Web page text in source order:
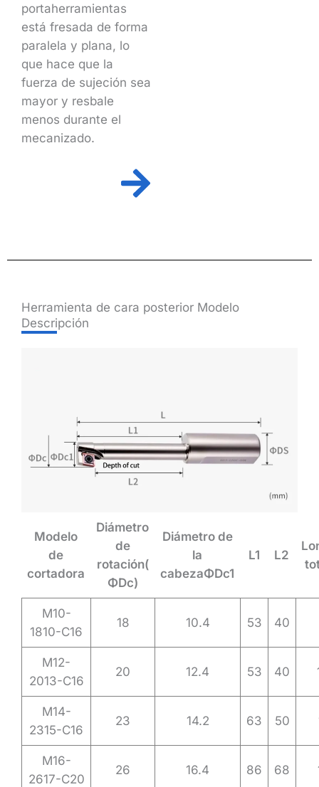
portaherramientas
está fresada de forma
paralela y plana, lo
que hace que la
fuerza de sujeción sea
mayor y resbale
menos durante el
mecanizado.
Herramienta de cara posterior Modelo
Descripción
Modelo
de
cortadora
Diámetro
de
rotación(
ΦDc)
Diámetro de
la
cabezaΦDc1
L1 L2
M10-
1810-C16
18 10.4 53 40
M12-
2013-C16
20 12.4 53 40
M14-
2315-C16
23 14.2 63 50
M16-
2617-C20
26 16.4 86 68